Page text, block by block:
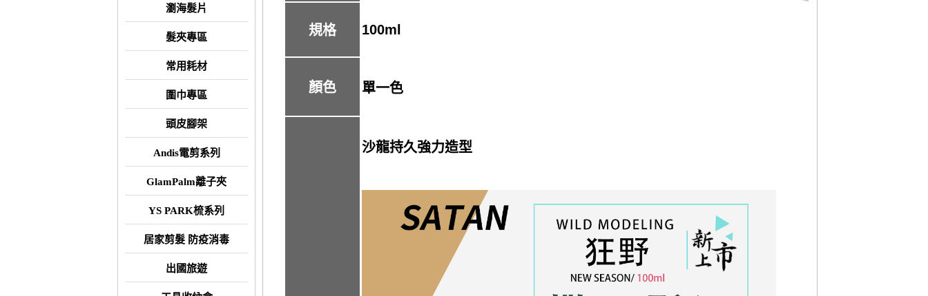
瀏海髮片
髮夾專區
常用耗材
圍巾專區
頭皮腳架
Andis電剪系列
GlamPalm離子夾
YS PARK梳系列
居家剪髮 防疫消毒
出國旅遊
規格 100ml
顏色 單一色
沙龍持久強力造型